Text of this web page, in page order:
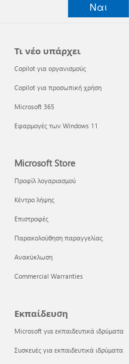
Ναι
Τι νέο υπάρχει
Copilot για οργανισμούς
Copilot για προσωπική χρήση
Microsoft 365
Εφαρμογές των Windows 11
Microsoft Store
Προφίλ λογαριασμού
Κέντρο λήψης
Επιστροφές
Παρακολούθηση παραγγελίας
Ανακύκλωση
Commercial Warranties
Εκπαίδευση
Microsoft για εκπαιδευτικά ιδρύματα
Συσκευές για εκπαιδευτικά ιδρύματα